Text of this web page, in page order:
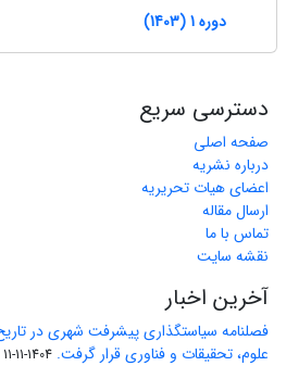
دوره 1 (1403)
دسترسی سریع
صفحه اصلی
درباره نشریه
اعضای هیات تحریریه
ارسال مقاله
تماس با ما
نقشه سایت
آخرین اخبار
علوم، تحقیقات و فناوری قرار گرفت. 1404-11-11